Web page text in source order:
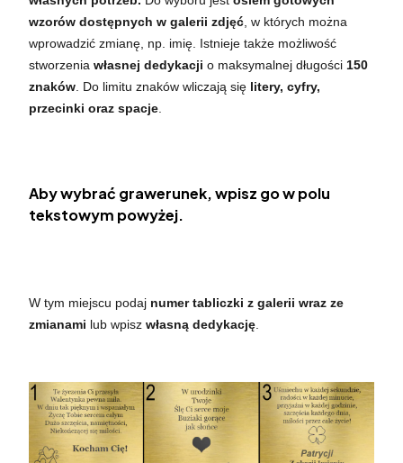
wzorów dostępnych w galerii zdjęć , w których można
wprowadzić zmianę, np. imię. Istnieje także możliwość
stworzenia własnej dedykacji o maksymalnej długości 150
znaków . Do limitu znaków wliczają się litery, cyfry,
przecinki oraz spacje
Aby wybrać grawerunek, wpisz go w polu
tekstowym powyżej.
W tym miejscu podaj numer tabliczki z galerii wraz ze
zmianami lub wpisz własną dedykację